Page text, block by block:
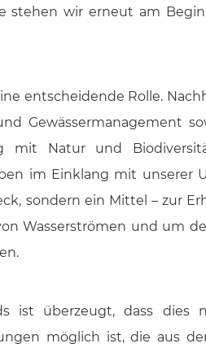
stehen wir erneut am
entscheidende Rolle.
Gewässermanagement
mit Natur und
im Einklang mit unserer
sondern ein Mittel – zur
Wasserströmen und um
ist überzeugt, dass dies
möglich ist, die aus